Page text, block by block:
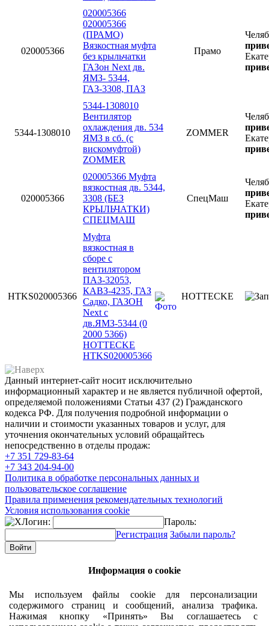
020005366
020005366
020005366
(ПРАМО)
Вязкостная муфта
без крыльчатки
ГАЗон Next дв.
ЯМЗ- 5344,
ГАЗ-3308, ПАЗ
Прамо
5344-1308010
5344-1308010
Вентилятор
охлаждения дв. 534
ЯМЗ в сб. (с
вискомуфтой)
ZOMMER
ZOMMER
020005366
020005366 Муфта
вязкостная дв. 5344,
3308 (БЕЗ
КРЫЛЬЧАТКИ)
СПЕЦМАШ
СпецМаш
HTKS020005366
Муфта
вязкостная в
сборе с
вентилятором
ПАЗ-32053,
КАВЗ-4235, ГАЗ
Садко, ГАЗОН
Next с
дв.ЯМЗ-5344 (0
2000 5366)
HOTTECKE
HTKS020005366
HOTTECKE
Данный интернет-сайт носит исключительно
информационный характер и не является публичной офертой,
определяемой положениями Статьи 437 (2) Гражданского
кодекса РФ. Для получения подробной информации о
наличии и стоимости указанных товаров и услуг, для
уточнения окончательных условий обращайтесь
непосредственно в отделы продаж:
+7 351 729-83-64
+7 343 204-94-00
Политика в обработке персональных данных и
пользовательское соглашение
Правила применения рекомендательных технологий
Условия использования cookie
Логин:
Пароль:
Регистрация Забыли пароль?
Информация о cookie
Мы используем файлы cookie для персонализации
содержимого страниц и сообщений, анализа трафика.
Нажимая кнопку «Принять» Вы соглашаетесь с